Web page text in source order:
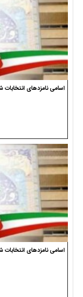
اسامی نامزدهای انتخابات
اسامی نامزدهای